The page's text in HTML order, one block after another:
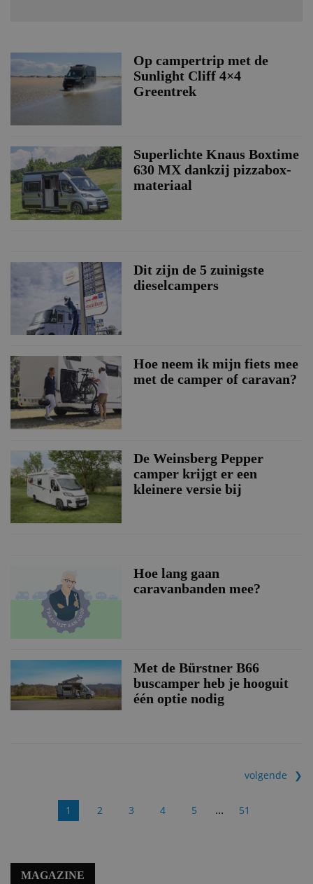
Op campertrip met de
Sunlight Cliff 4×4
Greentrek
Superlichte Knaus Boxtime
630 MX dankzij pizzabox-
materiaal
Dit zijn de 5 zuinigste
dieselcampers
Hoe neem ik mijn fiets mee
met de camper of caravan?
De Weinsberg Pepper
camper krijgt er een
kleinere versie bij
Hoe lang gaan
caravanbanden mee?
Met de Bürstner B66
buscamper heb je hooguit
één optie nodig
1 2 3 4 5 ... 51
volgende
MAGAZINE